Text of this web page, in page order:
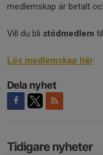
medlemskap är betalt
Vill du bli stödmedlem
Lös medlemskap här
Dela nyhet
Tidigare nyheter